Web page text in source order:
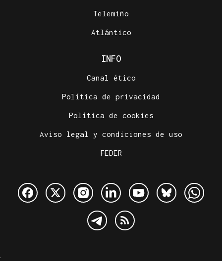
Telemiño
Atlántico
INFO
Canal ético
Política de privacidad
Política de cookies
Aviso legal y condiciones de uso
FEDER